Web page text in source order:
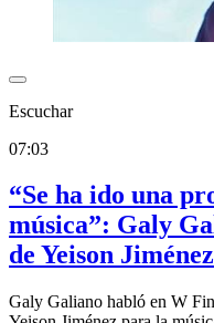
Escuchar
07:03
“Se ha ido una
música”: Galy
de Yeison Jiménez
Galy Galiano habló en W